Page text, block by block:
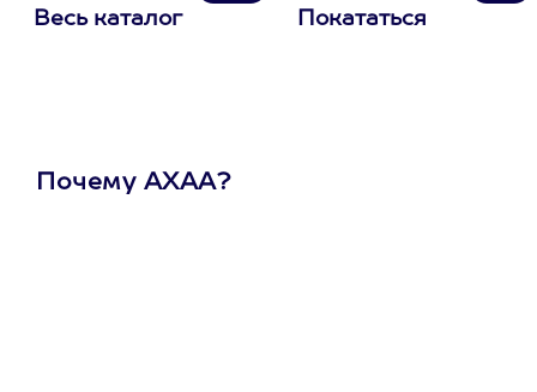
Весь каталог Покататься
Почему АХАА?